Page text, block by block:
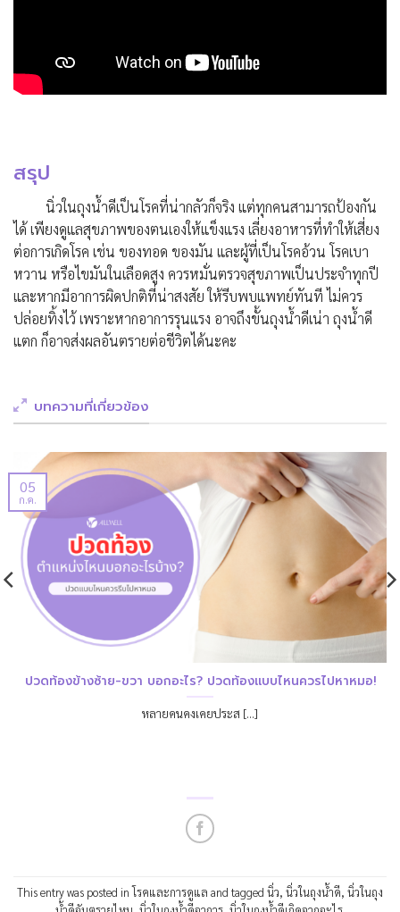
สรุป
นิ่วในถุงน้ำดีเป็นโรคที่น่ากลัวก็จริง แต่ทุกคนสามารถป้องกัน
ได้ เพียงดูแลสุขภาพของตนเองให้แข็งแรง เลี่ยงอาหารที่ทำให้เสี่ยง
ต่อการเกิดโรค เช่น ของทอด ของมัน และผู้ที่เป็นโรคอ้วน โรคเบา
หวาน หรือไขมันในเลือดสูง ควรหมั่นตรวจสุขภาพเป็นประจำทุกปี
และหากมีอาการผิดปกติที่น่าสงสัย ให้รีบพบแพทย์ทันที ไม่ควร
ปล่อยทิ้งไว้ เพราะหากอาการรุนแรง อาจถึงขั้นถุงน้ำดีเน่า ถุงน้ำดี
แตก ก็อาจส่งผลอันตรายต่อชีวิตได้นะคะ
บทความที่เกี่ยวข้อง
ปวดท้องข้างซ้าย-ขวา บอกอะไร? ปวดท้องแบบไหนควรไปหาหมอ!
หลายคนคงเคยประส [...]
05
ก.ค.
This entry was posted inโรคและการดูแล and tagged นิ่ว, นิ่วในถุงน้ำดี, นิ่วในถุง